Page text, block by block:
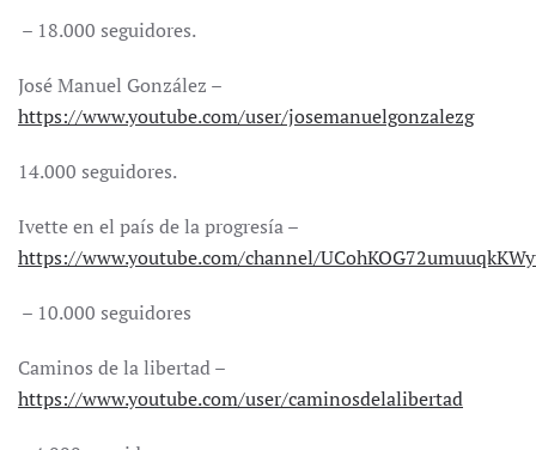
– 18.000 seguidores.
José Manuel González –
https://www.youtube.com/user/josemanuelgonzalezg
14.000 seguidores.
Ivette en el país de la progresía –
https://www.youtube.com/channel/
– 10.000 seguidores
Caminos de la libertad –
https://www.youtube.com/user/caminosdelalibertad